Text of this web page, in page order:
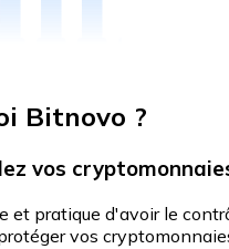
Bitnovo ?
vos
et pratique d'avoir le
vos